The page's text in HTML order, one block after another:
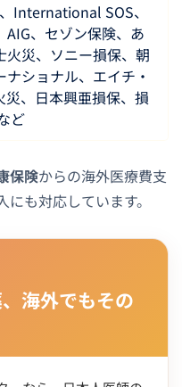
International SOS、
、セゾン保険、あ
火災、ソニー損保、朝
ショナル、エイチ・
、日本興亜損保、損
ど
保険からの海外医療費支
も対応しています。
海外でもその